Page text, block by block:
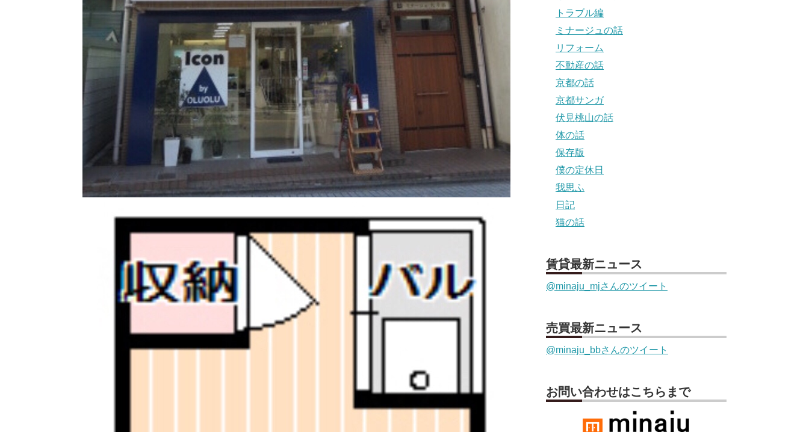
トラブル編
ミナージュの話
リフォーム
不動産の話
京都の話
京都サンガ
伏見桃山の話
体の話
保存版
僕の定休日
我思ふ
日記
猫の話
賃貸最新ニュース
@minaju_mjさんのツイート
売買最新ニュース
@minaju_bbさんのツイート
お問い合わせはこちらまで